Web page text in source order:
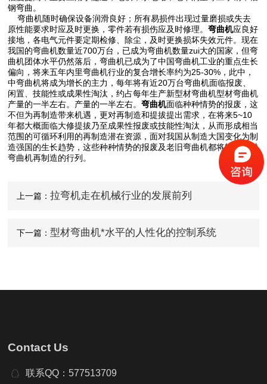
钢弯曲。
弯曲机随时确保设备润滑良好；所有易损件出现过量磨损或失去
原性能要求时应及时更换，零件若有损伤应及时修理。弯曲机应良好
接地，各电气元件要定期检修、除尘，及时更换损坏失效元件。现在
我国的弯曲机数量近700万台，已成为弯曲机数量zui大的国家，但弯
曲机团体水平仍然落后，弯曲机已成为了中国弯曲机工业的重点生长
偏向，将来五年内里弯曲机行业的复合增长率约为25-30%，此中，
中弯曲机将成为增长的主力，每年将有近20万台弯曲机面临报废、
闲置、技能性或成果性淘汰，约占每年生产新型材弯曲机型材弯曲机
产量的一半左右。产量的一半左右。弯曲机面临种种情势的报废，这
不但为再制造带来机遇，更对再制造和提拔提出需求，在将来5~10
年都大概面临大修提拔乃至成果性报废或技能性淘汰，从而形成相当
范围的可循环利用的再制造潜在资源，面对我国从制造大国变化为制
造强国的生长趋势，这些种种情势的报废及老旧弯曲机都将转入型材
弯曲机再制造的行列。
上一篇： 拉弯机走在机械行业的发展前列
下一篇： 型材弯曲机*水平的人性化的控制系统
Contact Us
联系QQ：577513709